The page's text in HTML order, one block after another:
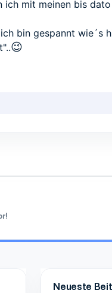
ich mit meinen bis
bin gespannt wie´s
😉
Neueste